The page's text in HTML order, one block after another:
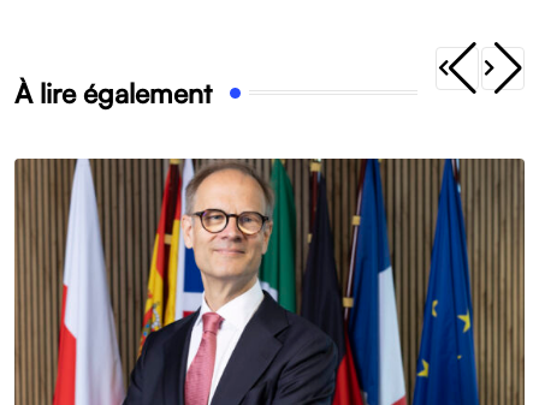
À lire également